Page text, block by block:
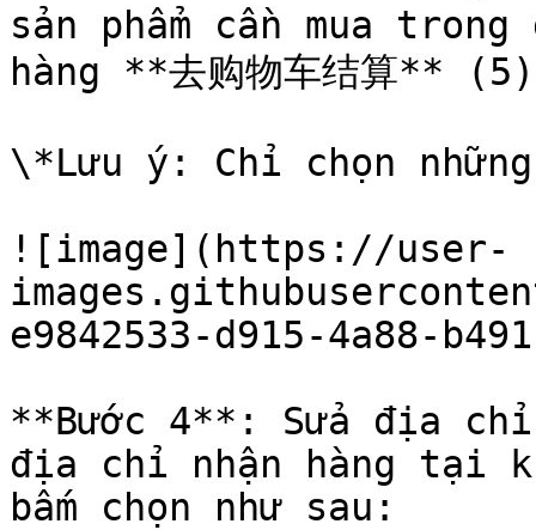
sản phẩm cần mua
hàng **去购物车结算**
\*Lưu ý: Chỉ chọn những
![image](https://user-
e9842533-d915-4a88-
**Bước 4**: Sửa địa chỉ
địa chỉ nhận hàng tại
bấm chọn như sau: